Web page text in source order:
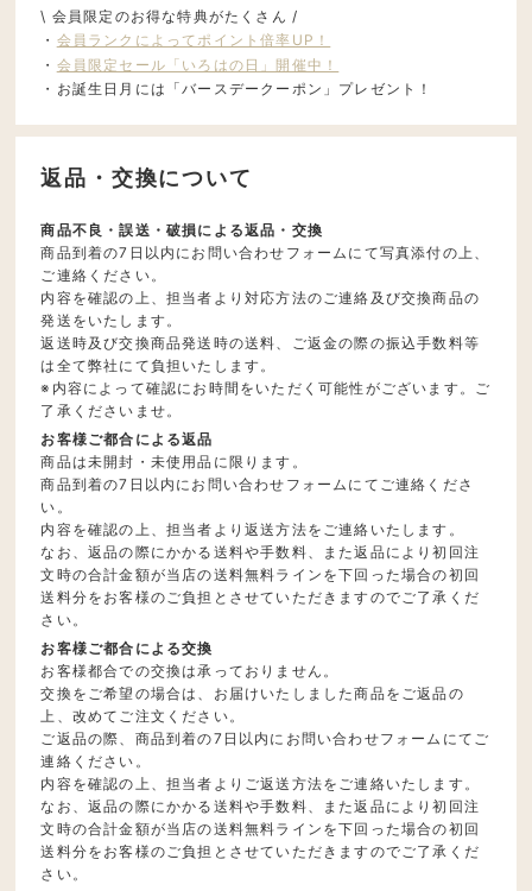
\ 会員限定のお得な特典がたくさん /
・ 会員ランクによってポイント倍率UP！
・ 会員限定セール「いろはの日」開催中！
・お誕生日月には「バースデークーポン」プレゼント！
返品・交換について
商品不良・誤送・破損による返品・交換
商品到着の7日以内にお問い合わせフォームにて写真添付の上、
ご連絡ください。
内容を確認の上、担当者より対応方法のご連絡及び交換商品の
発送をいたします。
返送時及び交換商品発送時の送料、ご返金の際の振込手数料等
は全て弊社にて負担いたします。
※内容によって確認にお時間をいただく可能性がございます。ご
了承くださいませ。
お客様ご都合による返品
商品は未開封・未使用品に限ります。
商品到着の7日以内にお問い合わせフォームにてご連絡くださ
い。
内容を確認の上、担当者より返送方法をご連絡いたします。
なお、返品の際にかかる送料や手数料、また返品により初回注
文時の合計金額が当店の送料無料ラインを下回った場合の初回
送料分をお客様のご負担とさせていただきますのでご了承くだ
さい。
お客様ご都合による交換
お客様都合での交換は承っておりません。
交換をご希望の場合は、お届けいたしました商品をご返品の
上、改めてご注文ください。
ご返品の際、商品到着の7日以内にお問い合わせフォームにてご
連絡ください。
内容を確認の上、担当者よりご返送方法をご連絡いたします。
なお、返品の際にかかる送料や手数料、また返品により初回注
文時の合計金額が当店の送料無料ラインを下回った場合の初回
送料分をお客様のご負担とさせていただきますのでご了承くだ
さい。